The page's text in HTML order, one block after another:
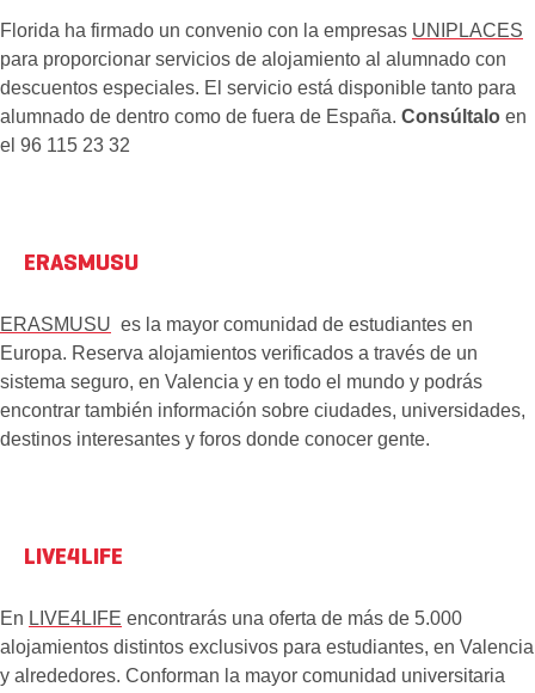
Florida ha firmado un convenio con la empresas UNIPLACES
para proporcionar servicios de alojamiento al alumnado con
descuentos especiales. El servicio está disponible tanto para
alumnado de dentro como de fuera de España. Consúltalo en
el 96 115 23 32​
ERASMUSU
ERASMUSU es la mayor comunidad de estudiantes en
Europa. Reserva alojamientos verificados a través de un
sistema seguro, en Valencia y en todo el mundo y podrás
encontrar también información sobre ciudades, universidades,
destinos interesantes y foros donde conocer gente.
LIVE4LIFE
En LIVE4LIFE encontrarás una oferta de más de 5.000
alojamientos distintos exclusivos para estudiantes, en Valencia
y alrededores. Conforman la mayor comunidad universitaria